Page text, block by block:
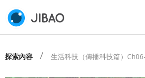
探索內容 生活科技（傳播科技篇）